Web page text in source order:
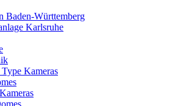
Baden-Württemberg
Karlsruhe
Kameras